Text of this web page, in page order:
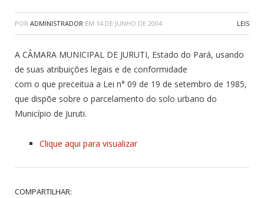
POR ADMINISTRADOR EM 14 DE JUNHO DE 2004 LEIS
A CÂMARA MUNICIPAL DE JURUTI, Estado do Pará, usando
de suas atribuições legais e de conformidade
com o que preceitua a Lei n° 09 de 19 de setembro de 1985,
que dispõe sobre o parcelamento do solo urbano do
Município de Juruti.
Clique aqui para visualizar
COMPARTILHAR: